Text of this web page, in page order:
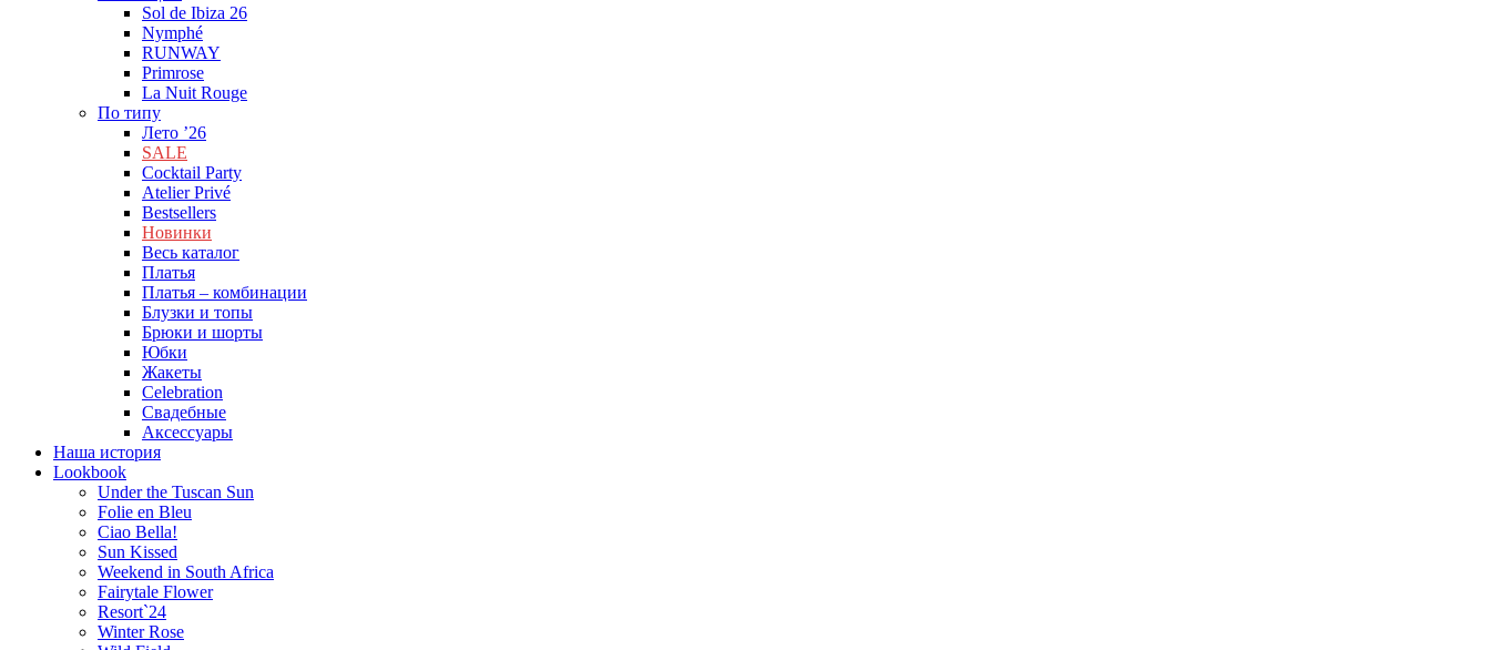
Sol de Ibiza 26
Nymphé
RUNWAY
Primrose
La Nuit Rouge
По типу
Лето ’26
SALE
Cocktail Party
Atelier Privé
Bestsellers
Новинки
Весь каталог
Платья
Платья – комбинации
Блузки и топы
Брюки и шорты
Юбки
Жакеты
Celebration
Cвадебные
Аксессуары
Наша история
Lookbook
Under the Tuscan Sun
Folie en Bleu
Ciao Bella!
Sun Kissed
Weekend in South Africa
Fairytale Flower
Resort`24
Winter Rose